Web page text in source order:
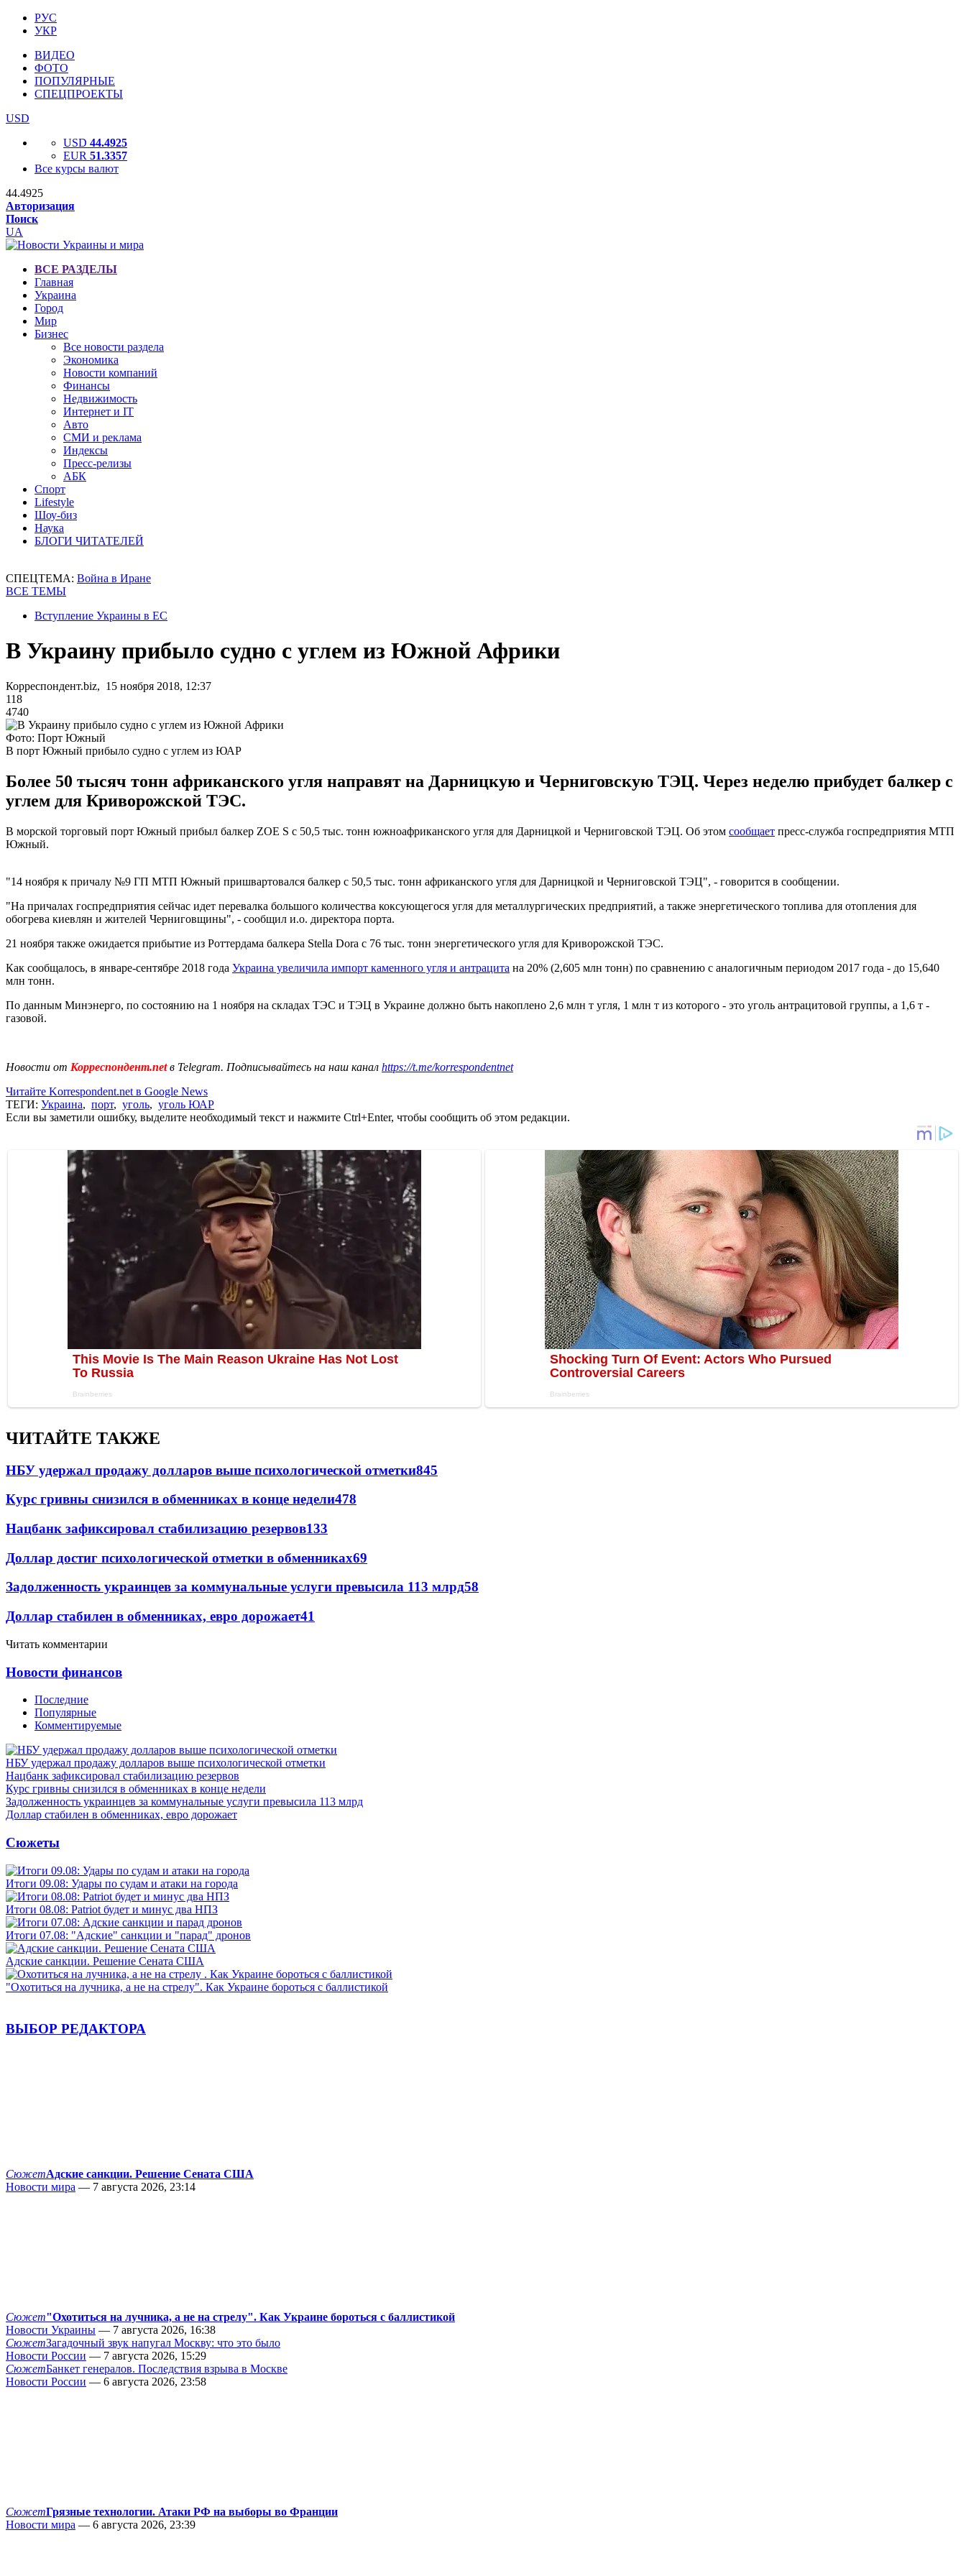
РУС
УКР
ВИДЕО
ФОТО
ПОПУЛЯРНЫЕ
СПЕЦПРОЕКТЫ
USD
USD 44.4925
EUR 51.3357
Все курсы валют
44.4925
Авторизация
Поиск
UA
ВСЕ РАЗДЕЛЫ
Главная
Украина
Город
Мир
Бизнес
Все новости раздела
Экономика
Новости компаний
Финансы
Недвижимость
Интернет и IT
Авто
СМИ и реклама
Индексы
Пресс-релизы
АБК
Спорт
Lifestyle
Шоу-биз
Наука
БЛОГИ ЧИТАТЕЛЕЙ
СПЕЦТЕМА: Война в Иране
ВСЕ ТЕМЫ
Вступление Украины в ЕС
В Украину прибыло судно с углем из Южной Африки
Корреспондент.biz, 15 ноября 2018, 12:37
118
4740
Фото: Порт Южный
В порт Южный прибыло судно с углем из ЮАР
Более 50 тысяч тонн африканского угля направят на Дарницкую и Черниговскую ТЭЦ. Через неделю прибудет балкер с
углем для Криворожской ТЭС.
В морской торговый порт Южный прибыл балкер ZOE S с 50,5 тыс. тонн южноафриканского угля для Дарницкой и Черниговской ТЭЦ. Об этом сообщает пресс-служба госпредприятия МТП
Южный.
"14 ноября к причалу №9 ГП МТП Южный пришвартовался балкер с 50,5 тыс. тонн африканского угля для Дарницкой и Черниговской ТЭЦ", - говорится в сообщении.
"На причалах госпредприятия сейчас идет перевалка большого количества коксующегося угля для металлургических предприятий, а также энергетического топлива для отопления для
обогрева киевлян и жителей Черниговщины", - сообщил и.о. директора порта.
21 ноября также ожидается прибытие из Роттердама балкера Stella Dora с 76 тыс. тонн энергетического угля для Криворожской ТЭС.
Как сообщалось, в январе-сентябре 2018 года Украина увеличила импорт каменного угля и антрацита на 20% (2,605 млн тонн) по сравнению с аналогичным периодом 2017 года - до 15,640
млн тонн.
По данным Минэнерго, по состоянию на 1 ноября на складах ТЭС и ТЭЦ в Украине должно быть накоплено 2,6 млн т угля, 1 млн т из которого - это уголь антрацитовой группы, а 1,6 т -
газовой.
Новости от Корреспондент.netв Telegram. Подписывайтесь на наш канал https://t.me/korrespondentnet
Читайте Korrespondent.net в Google News
ТЕГИ: Украина, порт, уголь, уголь ЮАР
Если вы заметили ошибку, выделите необходимый текст и нажмите Ctrl+Enter, чтобы сообщить об этом редакции.
ЧИТАЙТЕ ТАКЖЕ
НБУ удержал продажу долларов выше психологической отметки845
Курс гривны снизился в обменниках в конце недели478
Нацбанк зафиксировал стабилизацию резервов133
Доллар достиг психологической отметки в обменниках69
Задолженность украинцев за коммунальные услуги превысила 113 млрд58
Доллар стабилен в обменниках, евро дорожает41
Читать комментарии
Новости финансов
Последние
Популярные
Комментируемые
НБУ удержал продажу долларов выше психологической отметки
Нацбанк зафиксировал стабилизацию резервов
Курс гривны снизился в обменниках в конце недели
Задолженность украинцев за коммунальные услуги превысила 113 млрд
Доллар стабилен в обменниках, евро дорожает
Сюжеты
Итоги 09.08: Удары по судам и атаки на города
Итоги 08.08: Patriot будет и минус два НПЗ
Итоги 07.08: "Адские" санкции и "парад" дронов
Адские санкции. Решение Сената США
"Охотиться на лучника, а не на стрелу". Как Украине бороться с баллистикой
ВЫБОР РЕДАКТОРА
СюжетАдские санкции. Решение Сената США
Новости мира — 7 августа 2026, 23:14
Сюжет"Охотиться на лучника, а не на стрелу". Как Украине бороться с баллистикой
Новости Украины — 7 августа 2026, 16:38
СюжетЗагадочный звук напугал Москву: что это было
Новости России — 7 августа 2026, 15:29
СюжетБанкет генералов. Последствия взрыва в Москве
Новости России — 6 августа 2026, 23:58
СюжетГрязные технологии. Атаки РФ на выборы во Франции
Новости мира — 6 августа 2026, 23:39